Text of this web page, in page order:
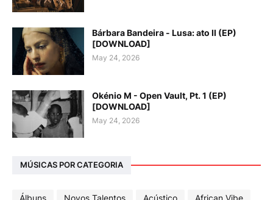
Bárbara Bandeira - Lusa: ato II (EP)
[DOWNLOAD]
May 24, 2026
Okénio M - Open Vault, Pt. 1 (EP)
[DOWNLOAD]
May 24, 2026
MÚSICAS POR CATEGORIA
Álbuns Novos Talentos Acústico
African Vibe